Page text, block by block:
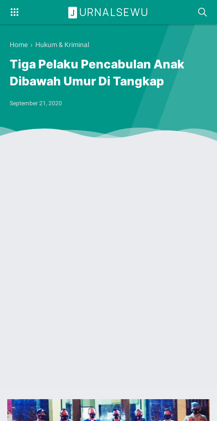
J URNALSEWU
Home › Hukum & Kriminal
Tiga Pelaku Pencabulan Anak
Dibawah Umur Di Tangkap
September 21, 2020